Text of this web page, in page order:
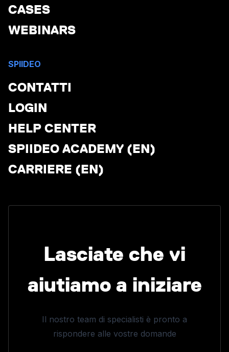
CASES
WEBINARS
SPIIDEO
CONTATTI
LOGIN
HELP CENTER
SPIIDEO ACADEMY (EN)
CARRIERE (EN)
Lasciate che vi
aiutiamo a iniziare
Il nostro team di specialisti è pronto a
rispondere alle vostre domande